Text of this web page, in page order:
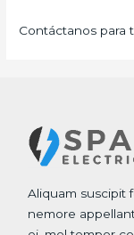
Contáctanos para
Aliquam suscipit
nemore